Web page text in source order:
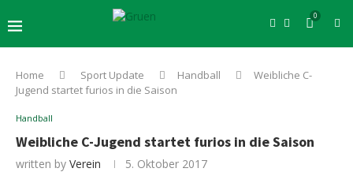
0
Home Sport Update Handball
Weibliche C-
Jugend startet furios in die Saison
Handball
Weibliche C-Jugend startet furios in die Saison
written by Verein 5. Oktober 2017